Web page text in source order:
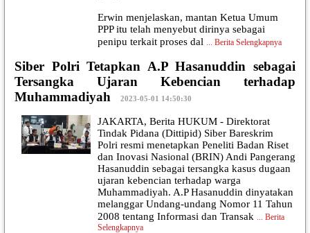
Erwin menjelaskan, mantan Ketua Umum
PPP itu telah menyebut dirinya sebagai
penipu terkait proses dal
Berita Selengkapnya
Siber Polri Tetapkan A.P Hasanuddin sebagai
Tersangka Ujaran Kebencian terhadap
Muhammadiyah
2023-05-01 14:50:30
JAKARTA, Berita HUKUM - Direktorat
Tindak Pidana (Dittipid) Siber Bareskrim
Polri resmi menetapkan Peneliti Badan Riset
dan Inovasi Nasional (BRIN) Andi Pangerang
Hasanuddin sebagai tersangka kasus dugaan
ujaran kebencian terhadap warga
Muhammadiyah. A.P Hasanuddin dinyatakan
melanggar Undang-undang Nomor 11 Tahun
2008 tentang Informasi dan Transak
Berita
Selengkapnya